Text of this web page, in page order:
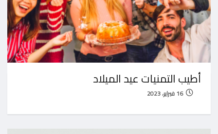
أطيب التمنيات عيد الميلاد
16 فبراير، 2023